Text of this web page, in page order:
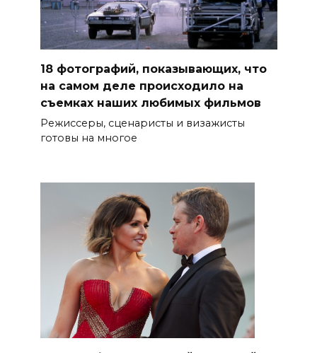
18 фотографий, показывающих, что
на самом деле происходило на
съемках наших любимых фильмов
Режиссеры, сценаристы и визажисты
готовы на многое